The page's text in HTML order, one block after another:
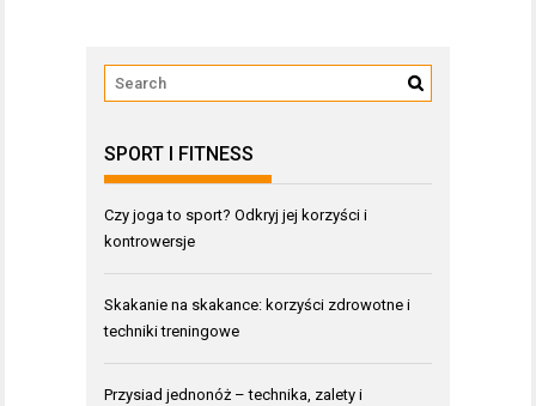
SPORT I FITNESS
Czy joga to sport? Odkryj jej korzyści i
kontrowersje
Skakanie na skakance: korzyści zdrowotne i
techniki treningowe
Przysiad jednonóż – technika, zalety i